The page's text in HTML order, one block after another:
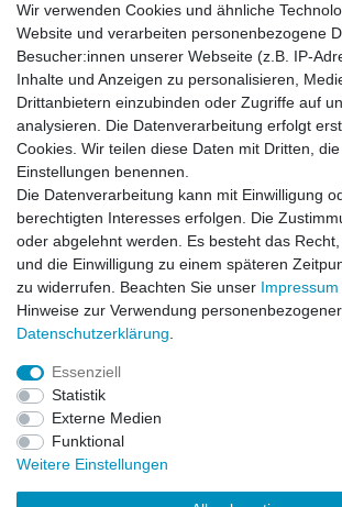
Einkaufen
Zahlungsarten
Versandarten & -kosten
Widerrufsrecht
Zum Online-Widerruf
Mein Konto
Login
Unternehmen
Kontakt
Datenschutzerklärung
AGB
Wir verwenden Cookies und ähnliche
Website und verarbeiten personenbezogene
Besucher:innen unserer Webseite (z.B. IP-
Inhalte und Anzeigen zu personalisieren,
Drittanbietern einzubinden oder Zugriffe auf
analysieren. Die Datenverarbeitung erfolgt
Cookies. Wir teilen diese Daten mit Dritten,
Einstellungen benennen.
Die Datenverarbeitung kann mit Einwilligung
berechtigten Interesses erfolgen. Die
oder abgelehnt werden. Es besteht das
und die Einwilligung zu einem späteren
zu widerrufen. Beachten Sie unser Impressum
Hinweise zur Verwendung
Daten­schutz­erklärung
Essenziell
Statistik
Externe Medien
Funktional
Weitere Einstellungen